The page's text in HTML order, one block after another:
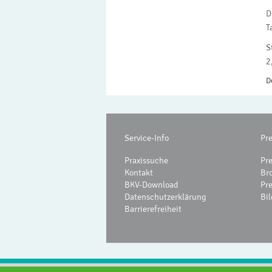
Service-Info
Praxissuche
Kontakt
BKV-Download
Datenschutzerklärung
Barrierefreiheit